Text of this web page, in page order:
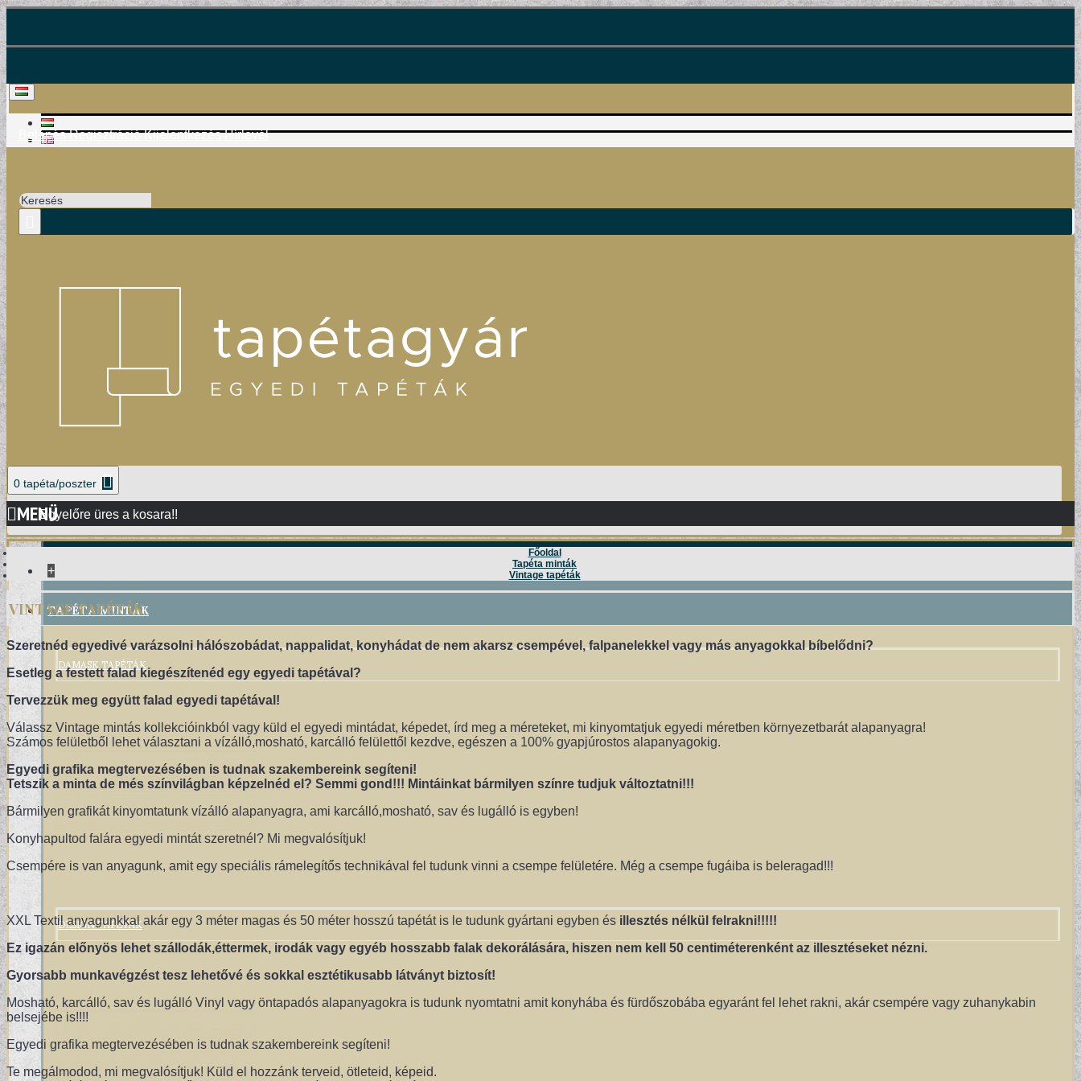
Belépés Regisztráció Kijelentkezés Hírlevél
0 tapéta/poszter
Egyelőre üres a kosara!!
MENÜ
+
TAPÉTA MINTÁK
DAMASK TAPÉTÁK
DESIGN TAPÉTÁK
Főoldal
Tapéta minták
Vintage tapéták
VINTAGE TAPÉTÁK
Szeretnéd egyedivé varázsolni hálószobádat, nappalidat, konyhádat de nem akarsz csempével, falpanelekkel vagy más anyagokkal bíbelődni?
Esetleg a festett falad kiegészítenéd egy egyedi tapétával?
Tervezzük meg együtt falad egyedi tapétával!
Válassz Vintage mintás kollekcióinkból vagy küld el egyedi mintádat, képedet, írd meg a méreteket, mi kinyomtatjuk egyedi méretben környezetbarát alapanyagra!
Számos felületből lehet választani a vízálló,mosható, karcálló felülettől kezdve, egészen a 100% gyapjúrostos alapanyagokig.
Egyedi grafika megtervezésében is tudnak szakembereink segíteni!
Tetszik a minta de més színvilágban képzelnéd el? Semmi gond!!! Mintáinkat bármilyen színre tudjuk változtatni!!!
Bármilyen grafikát kinyomtatunk vízálló alapanyagra, ami karcálló,mosható, sav és lugálló is egyben!
Konyhapultod falára egyedi mintát szeretnél? Mi megvalósítjuk!
Csempére is van anyagunk, amit egy speciális rámelegítős technikával fel tudunk vinni a csempe felületére. Még a csempe fugáiba is beleragad!!!
XXL Textil anyagunkkal akár egy 3 méter magas és 50 méter hosszú tapétát is le tudunk gyártani egyben és illesztés nélkül felrakni!!!!!
Ez igazán előnyös lehet szállodák,éttermek, irodák vagy egyéb hosszabb falak dekorálására, hiszen nem kell 50 centiméterenként az illesztéseket nézni.
Gyorsabb munkavégzést tesz lehetővé és sokkal esztétikusabb látványt biztosít!
Mosható, karcálló, sav és lugálló Vinyl vagy öntapadós alapanyagokra is tudunk nyomtatni amit konyhába és fürdőszobába egyaránt fel lehet rakni, akár csempére vagy zuhanykabin
belsejébe is!!!!
Egyedi grafika megtervezésében is tudnak szakembereink segíteni!
Te megálmodod, mi megvalósítjuk! Küld el hozzánk terveid, ötleteid, képeid.